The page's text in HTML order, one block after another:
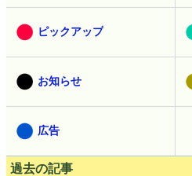
ピックアップ
お知らせ
広告
過去の記事